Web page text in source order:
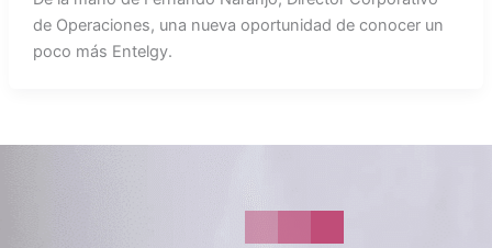
de Operaciones, una nueva oportunidad de conocer un
poco más Entelgy.